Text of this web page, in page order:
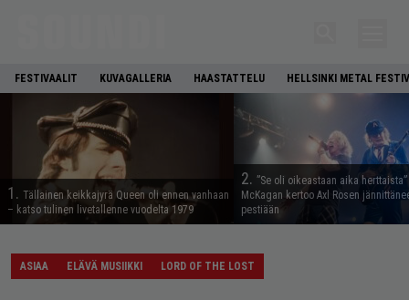
FESTIVAALIT KUVAGALLERIA HAASTATTELU HELLSINKI METAL
1. Tällainen keikkajyrä Queen oli ennen vanhaan
– katso tulinen livetallenne vuodelta 1979
2. ”Se oli oikeastaan aika
McKagan kertoo Axl Rosen
pestiään
ASIAA ELÄVÄ MUSIIKKI LORD OF THE LOST